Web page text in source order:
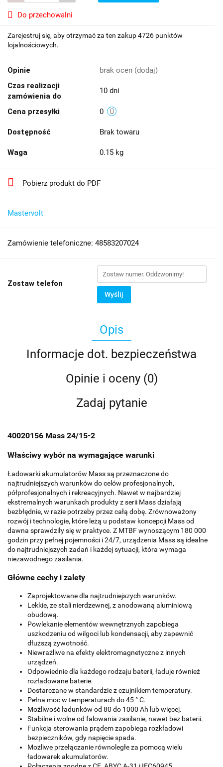
Do przechowalni
Zarejestruj się, aby otrzymać za ten zakup 4726 punktów
lojalnościowych.
Opinie brak ocen (dodaj)
Czas realizacji
zamówienia do
10 dni
Cena przesyłki 0
Dostępność Brak towaru
Waga 0.15 kg
Pobierz produkt do PDF
Mastervolt
Zamówienie telefoniczne: 48583207024
Zostaw telefon
Wyślij
Opis
Informacje dot. bezpieczeństwa
Opinie i oceny (0)
Zadaj pytanie
40020156 Mass 24/15-2
Właściwy wybór na wymagające warunki
Ładowarki akumulatorów Mass są przeznaczone do
najtrudniejszych warunków do celów profesjonalnych,
półprofesjonalnych i rekreacyjnych. Nawet w najbardziej
ekstremalnych warunkach produkty z serii Mass działają
bezbłędnie, w razie potrzeby przez całą dobę. Zrównoważony
rozwój i technologie, które leżą u podstaw koncepcji Mass od
dawna sprawdziły się w praktyce. Z MTBF wynoszącym 180 000
godzin przy pełnej pojemności i 24/7, urządzenia Mass są idealne
do najtrudniejszych zadań i każdej sytuacji, która wymaga
niezawodnego zasilania.
Główne cechy i zalety
Zaprojektowane dla najtrudniejszych warunków.
Lekkie, ze stali nierdzewnej, z anodowaną aluminiową
obudową.
Powlekanie elementów wewnętrznych zapobiega
uszkodzeniu od wilgoci lub kondensacji, aby zapewnić
dłuższą żywotność.
Niewrażliwe na efekty elektromagnetyczne z innych
urządzeń.
Odpowiednie dla każdego rodzaju baterii, ładuje również
rozładowane baterie.
Dostarczane w standardzie z czujnikiem temperatury.
Pełna moc w temperaturach do 45 ° C.
Możliwość ładunków od 80 do 1000 Ah lub więcej.
Stabilne i wolne od falowania zasilanie, nawet bez baterii.
Funkcja sterowania prądem zapobiega rozkładowi
bezpieczników, gdy napięcie spada.
Możliwe przełączanie równoległe za pomocą wielu
ładowarek akumulatorów.